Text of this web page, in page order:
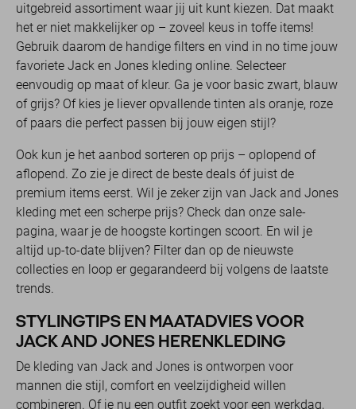
uitgebreid assortiment waar jij uit kunt kiezen. Dat maakt
het er niet makkelijker op – zoveel keus in toffe items!
Gebruik daarom de handige filters en vind in no time jouw
favoriete Jack en Jones kleding online. Selecteer
eenvoudig op maat of kleur. Ga je voor basic zwart, blauw
of grijs? Of kies je liever opvallende tinten als oranje, roze
of paars die perfect passen bij jouw eigen stijl?
Ook kun je het aanbod sorteren op prijs – oplopend of
aflopend. Zo zie je direct de beste deals óf juist de
premium items eerst. Wil je zeker zijn van Jack and Jones
kleding met een scherpe prijs? Check dan onze sale-
pagina, waar je de hoogste kortingen scoort. En wil je
altijd up-to-date blijven? Filter dan op de nieuwste
collecties en loop er gegarandeerd bij volgens de laatste
trends.
STYLINGTIPS EN MAATADVIES VOOR
JACK AND JONES HERENKLEDING
De kleding van Jack and Jones is ontworpen voor
mannen die stijl, comfort en veelzijdigheid willen
combineren. Of je nu een outfit zoekt voor een werkdag,